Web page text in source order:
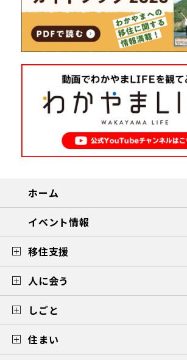
ホーム
イベント情報
移住支援
人に会う
しごと
住まい